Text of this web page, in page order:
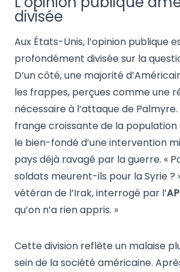
divisée
Aux États-Unis, l’opinion publique
profondément divisée sur la
D’un côté, une majorité
les frappes, perçues comme une
nécessaire à l’attaque de Palmyre.
frange croissante de la population
le bien-fondé d’une intervention
pays déjà ravagé par la guerre. «
soldats meurent-ils pour la Syrie ?
vétéran de l’Irak, interrogé par l’AP
qu’on n’a rien appris. »
Cette division reflète un malaise
sein de la société américaine.